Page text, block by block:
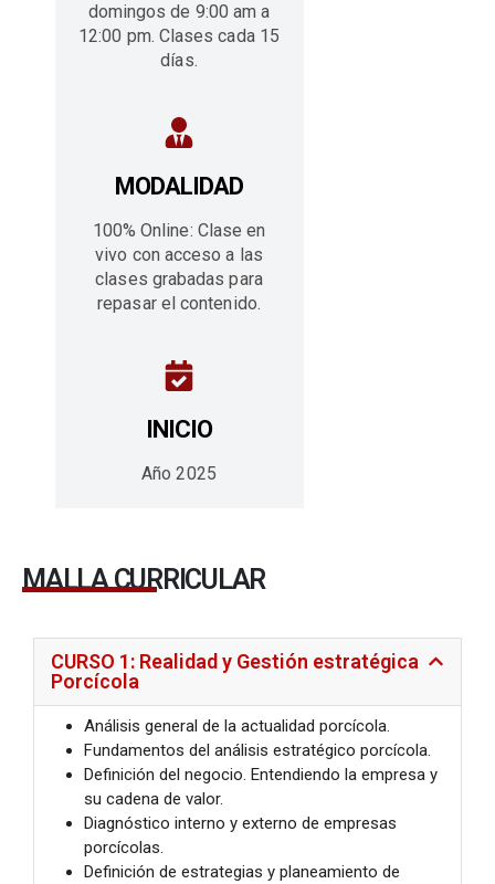
domingos de 9:00 am a
12:00 pm. Clases cada 15
días.
MODALIDAD
100% Online: Clase en
vivo con acceso a las
clases grabadas para
repasar el contenido.
INICIO
Año 2025
MALLA CURRICULAR
CURSO 1: Realidad y Gestión estratégica
Porcícola
Análisis general de la actualidad porcícola.
Fundamentos del análisis estratégico porcícola.
Definición del negocio. Entendiendo la empresa y
su cadena de valor.
Diagnóstico interno y externo de empresas
porcícolas.
Definición de estrategias y planeamiento de